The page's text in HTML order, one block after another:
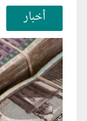
أخبار